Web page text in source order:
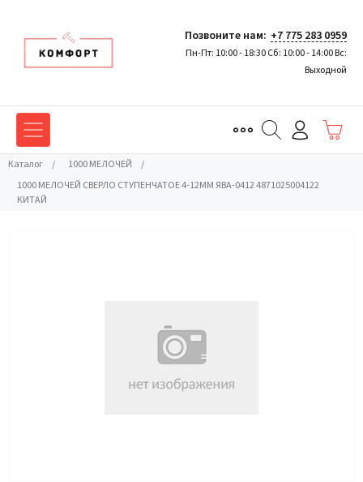
Позвоните нам: +7 775 283 0959
Пн-Пт: 10:00 - 18:30 Сб: 10:00 - 14:00 Вс:
Выходной
Каталог / 1000 МЕЛОЧЕЙ
/
1000 МЕЛОЧЕЙ СВЕРЛО СТУПЕНЧАТОЕ 4-12ММ ЯВА-0412 4871025004122
КИТАЙ